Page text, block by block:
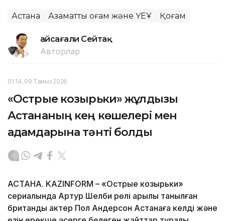
Астана Азаматтық қоғам және ҮЕҰ Қоғам
Ғайсағали Сейтақ
Авторлар
01:14, 09 Тамыз 2026
«Острые козырьки» жұлдызы
Астананың кең көшелері мен
адамдарына тәнті болды
АСТАНА. KAZINFORM – «Острые козырьки»
сериалында Артур Шелби рөлі арқылы танылған
британдық актер Пол Андерсон Астанаға келді және